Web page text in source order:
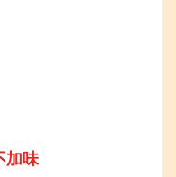
加味